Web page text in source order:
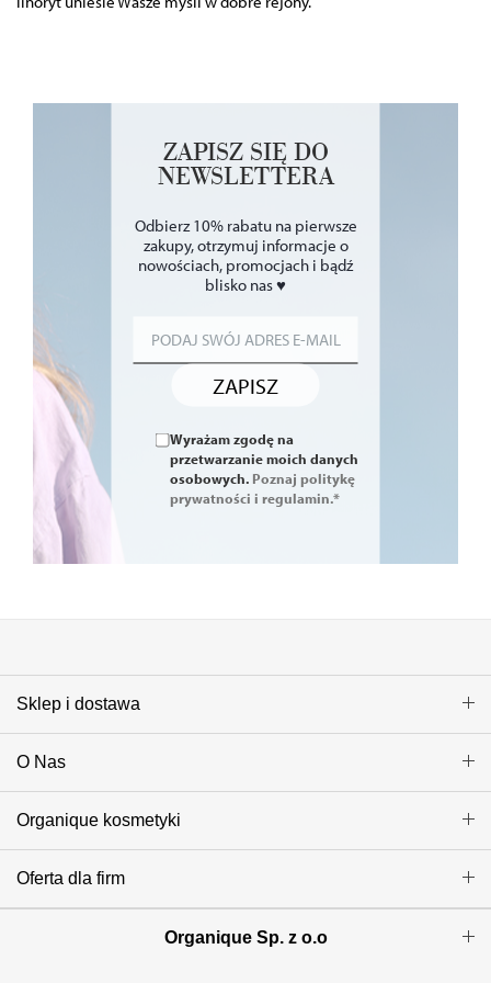
ZAPISZ SIĘ DO
NEWSLETTERA
Odbierz 10% rabatu na pierwsze
zakupy, otrzymuj informacje o
nowościach, promocjach i bądź
blisko nas ♥
ZAPISZ
Wyrażam zgodę na
przetwarzanie moich danych
osobowych. Poznaj politykę
prywatności i regulamin.*
Sklep i dostawa
O Nas
Organique kosmetyki
Oferta dla firm
Organique Sp. z o.o